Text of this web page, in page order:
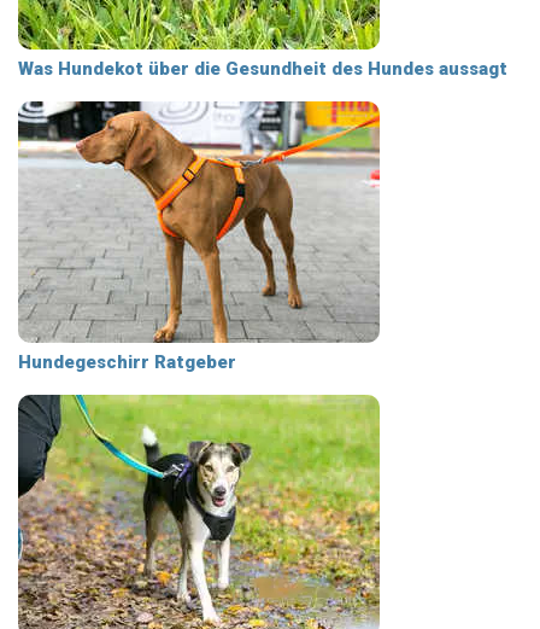
Was Hundekot über die Gesundheit des Hundes aussagt
Hundegeschirr Ratgeber